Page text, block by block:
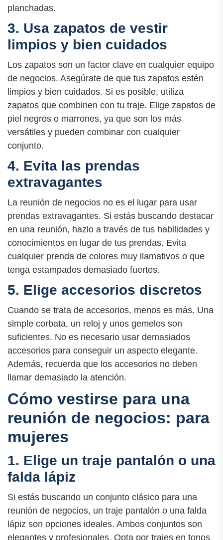
planchadas.
3. Usa zapatos de vestir
limpios y bien cuidados
Los zapatos son un factor clave en cualquier equipo
de negocios. Asegúrate de que tus zapatos estén
limpios y bien cuidados. Si es posible, utiliza
zapatos que combinen con tu traje. Elige zapatos de
piel negros o marrones, ya que son los más
versátiles y pueden combinar con cualquier
conjunto.
4. Evita las prendas
extravagantes
La reunión de negocios no es el lugar para usar
prendas extravagantes. Si estás buscando destacar
en una reunión, hazlo a través de tus habilidades y
conocimientos en lugar de tus prendas. Evita
cualquier prenda de colores muy llamativos o que
tenga estampados demasiado fuertes.
5. Elige accesorios discretos
Cuando se trata de accesorios, menos es más. Una
simple corbata, un reloj y unos gemelos son
suficientes. No es necesario usar demasiados
accesorios para conseguir un aspecto elegante.
Además, recuerda que los accesorios no deben
llamar demasiado la atención.
Cómo vestirse para una
reunión de negocios: para
mujeres
1. Elige un traje pantalón o una
falda lápiz
Si estás buscando un conjunto clásico para una
reunión de negocios, un traje pantalón o una falda
lápiz son opciones ideales. Ambos conjuntos son
elegantes y profesionales. Opta por trajes en tonos